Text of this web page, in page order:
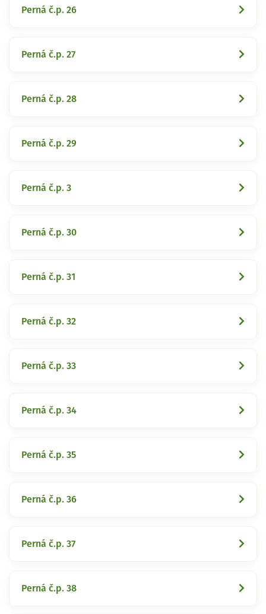
Perná č.p. 26
Perná č.p. 27
Perná č.p. 28
Perná č.p. 29
Perná č.p. 3
Perná č.p. 30
Perná č.p. 31
Perná č.p. 32
Perná č.p. 33
Perná č.p. 34
Perná č.p. 35
Perná č.p. 36
Perná č.p. 37
Perná č.p. 38